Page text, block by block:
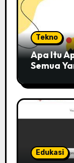
Tekno
Apa Itu
Semua
Edukasi